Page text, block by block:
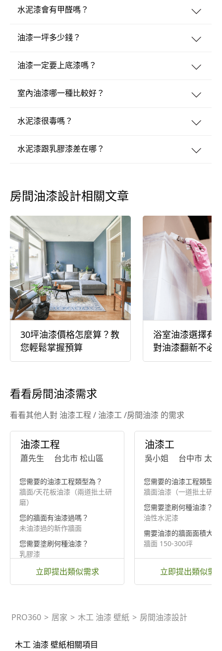
水泥漆會有甲醛嗎？
油漆一坪多少錢？
油漆一定要上底漆嗎？
室內油漆哪一種比較好？
水泥漆很毒嗎？
水泥漆跟乳膠漆差在哪？
房間油漆設計相關文章
30坪油漆價格怎麼算？教
您輕鬆掌握預算
浴室油漆選擇有
對油漆翻新不必
看看房間油漆需求
看看其他人對 油漆工程 / 油漆工 /房間油漆 的需求
油漆工程
蕭先生 台北市 松山區
您需要的油漆工程類型為？
牆面/天花板油漆（兩道批土研
磨）
您的牆面有油漆過嗎？
未油漆過的新作牆面
您需要塗刷何種油漆？
乳膠漆
立即提出類似需求
油漆工
吳小姐 台中市 太
您需要的油漆工程類型為
牆面油漆（一道批土研磨
您需要塗刷何種油漆？
油性水泥漆
需要油漆的牆面面積大約
牆面 150-300坪
立即提出類似需
PRO360 > 居家 > 木工 油漆 壁紙 > 房間油漆設計
木工 油漆 壁紙相關項目